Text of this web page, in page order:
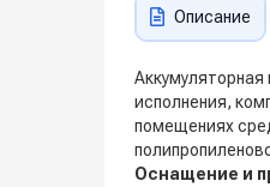
Описание
исполнения,
помещениях
Оснащение и